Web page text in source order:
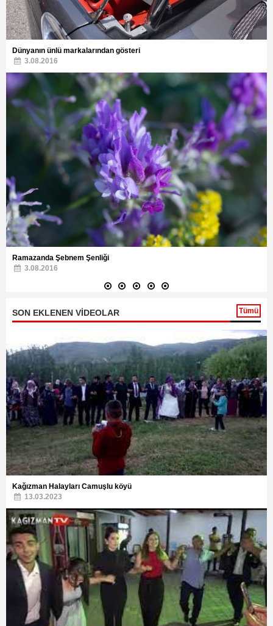
Dünyanın ünlü markalarından gösteri
3.08.2016
Ramazanda Şebnem Şenliği
3.08.2016
SON EKLENEN VİDEOLAR Tümü
Kağızman Halayları Camuşlu köyü
13.03.2023